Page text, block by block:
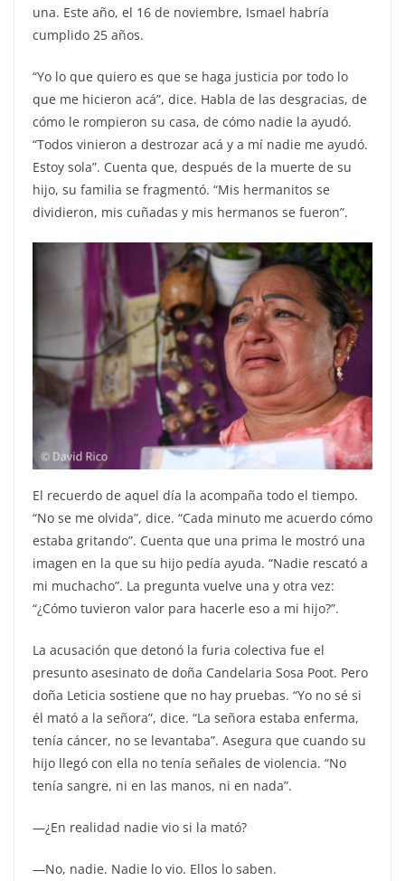
una. Este año, el 16 de noviembre, Ismael habría
cumplido 25 años.
“Yo lo que quiero es que se haga justicia por todo lo
que me hicieron acá”, dice. Habla de las desgracias, de
cómo le rompieron su casa, de cómo nadie la ayudó.
“Todos vinieron a destrozar acá y a mí nadie me ayudó.
Estoy sola”. Cuenta que, después de la muerte de su
hijo, su familia se fragmentó. “Mis hermanitos se
dividieron, mis cuñadas y mis hermanos se fueron”.
El recuerdo de aquel día la acompaña todo el tiempo.
“No se me olvida”, dice. “Cada minuto me acuerdo cómo
estaba gritando”. Cuenta que una prima le mostró una
imagen en la que su hijo pedía ayuda. “Nadie rescató a
mi muchacho”. La pregunta vuelve una y otra vez:
“¿Cómo tuvieron valor para hacerle eso a mi hijo?”.
La acusación que detonó la furia colectiva fue el
presunto asesinato de doña Candelaria Sosa Poot. Pero
doña Leticia sostiene que no hay pruebas. “Yo no sé si
él mató a la señora”, dice. “La señora estaba enferma,
tenía cáncer, no se levantaba”. Asegura que cuando su
hijo llegó con ella no tenía señales de violencia. “No
tenía sangre, ni en las manos, ni en nada”.
—¿En realidad nadie vio si la mató?
—No, nadie. Nadie lo vio. Ellos lo saben.